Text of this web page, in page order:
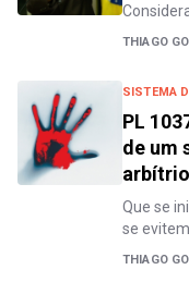
THIAGO
SISTEMA
PL
de um
Que se
se
THIAGO